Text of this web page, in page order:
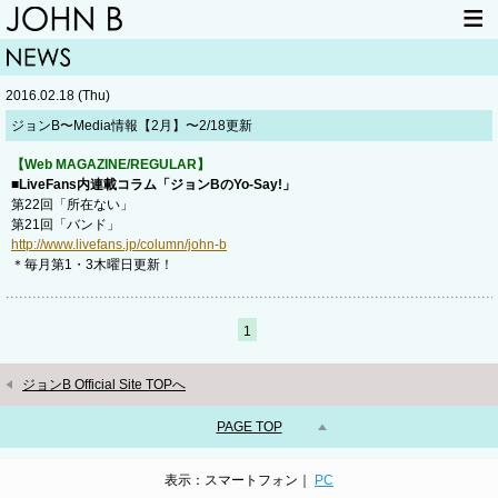
HOME
LIVE INFO
2016.02.18 (Thu)
ジョンB〜Media情報【2月】〜2/18更新
【Web MAGAZINE/REGULAR】
■LiveFans内連載コラム「ジョンBのYo-Say!」
第22回「所在ない」
第21回「バンド」
http://www.livefans.jp/column/john-b
＊毎月第1・3木曜日更新！
1
ジョンB Official Site TOPへ
PAGE TOP
表示：スマートフォン｜ PC